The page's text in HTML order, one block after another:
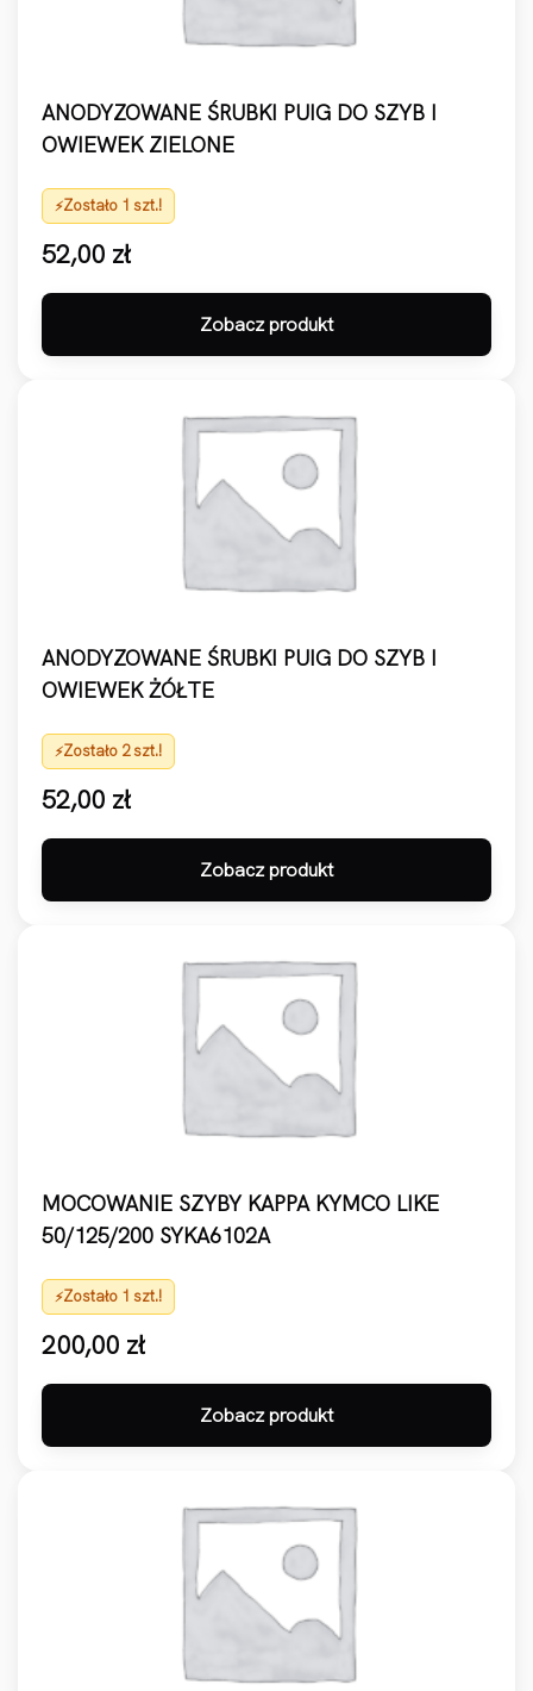
ANODYZOWANE ŚRUBKI PUIG DO SZYB I
OWIEWEK ZIELONE
Zostało 1 szt.!
52,00 zł
Zobacz produkt
ANODYZOWANE ŚRUBKI PUIG DO SZYB I
OWIEWEK ŻÓŁTE
Zostało 2 szt.!
52,00 zł
Zobacz produkt
MOCOWANIE SZYBY KAPPA KYMCO LIKE
50/125/200 SYKA6102A
Zostało 1 szt.!
200,00 zł
Zobacz produkt